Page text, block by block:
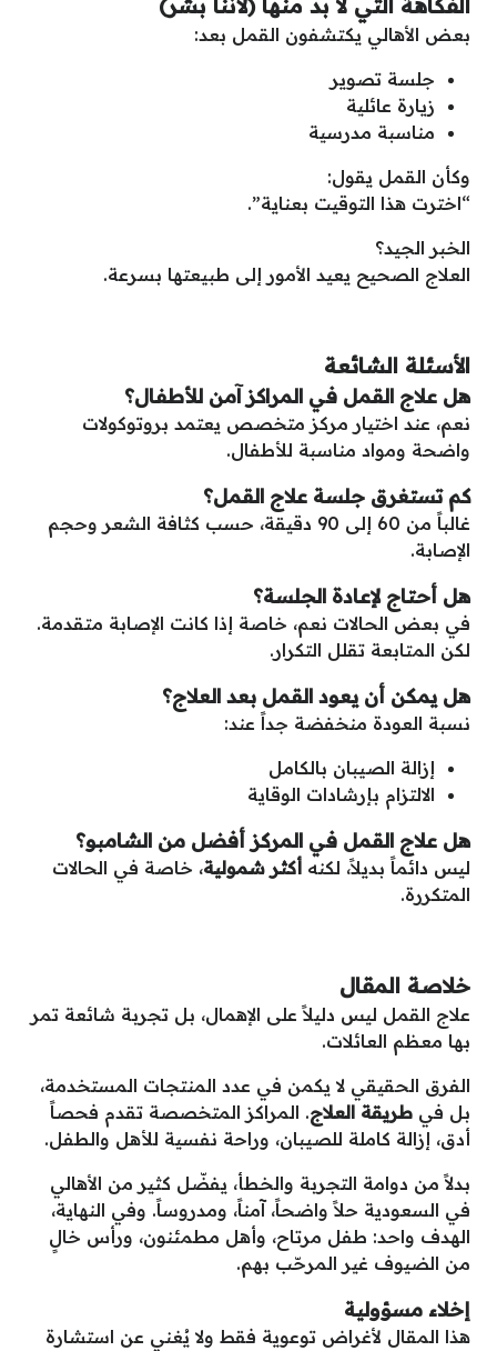
الفكاهة التي لا بد منها (لأننا بشر)
بعض الأهالي يكتشفون القمل بعد:
جلسة تصوير
زيارة عائلية
مناسبة مدرسية
وكأن القمل يقول:
“اخترت هذا التوقيت بعناية”.
الخبر الجيد؟
العلاج الصحيح يعيد الأمور إلى طبيعتها بسرعة.
الأسئلة الشائعة
هل علاج القمل في المراكز آمن للأطفال؟
نعم، عند اختيار مركز متخصص يعتمد بروتوكولات
واضحة ومواد مناسبة للأطفال.
كم تستغرق جلسة علاج القمل؟
غالباً من 60 إلى 90 دقيقة، حسب كثافة الشعر وحجم
الإصابة.
هل أحتاج لإعادة الجلسة؟
في بعض الحالات نعم، خاصة إذا كانت الإصابة متقدمة.
لكن المتابعة تقلل التكرار.
هل يمكن أن يعود القمل بعد العلاج؟
نسبة العودة منخفضة جداً عند:
إزالة الصيبان بالكامل
الالتزام بإرشادات الوقاية
هل علاج القمل في المركز أفضل من الشامبو؟
ليس دائماً بديلاً، لكنه أكثر شمولية، خاصة في الحالات
المتكررة.
خلاصة المقال
علاج القمل ليس دليلاً على الإهمال، بل تجربة شائعة تمر
بها معظم العائلات.
الفرق الحقيقي لا يكمن في عدد المنتجات المستخدمة،
بل في طريقة العلاج. المراكز المتخصصة تقدم فحصاً
أدق، إزالة كاملة للصيبان، وراحة نفسية للأهل والطفل.
بدلاً من دوامة التجربة والخطأ، يفضّل كثير من الأهالي
في السعودية حلاً واضحاً، آمناً، ومدروساً. وفي النهاية،
الهدف واحد: طفل مرتاح، وأهل مطمئنون، ورأس خالٍ
من الضيوف غير المرحّب بهم.
إخلاء مسؤولية
هذا المقال لأغراض توعوية فقط ولا يُغني عن استشارة